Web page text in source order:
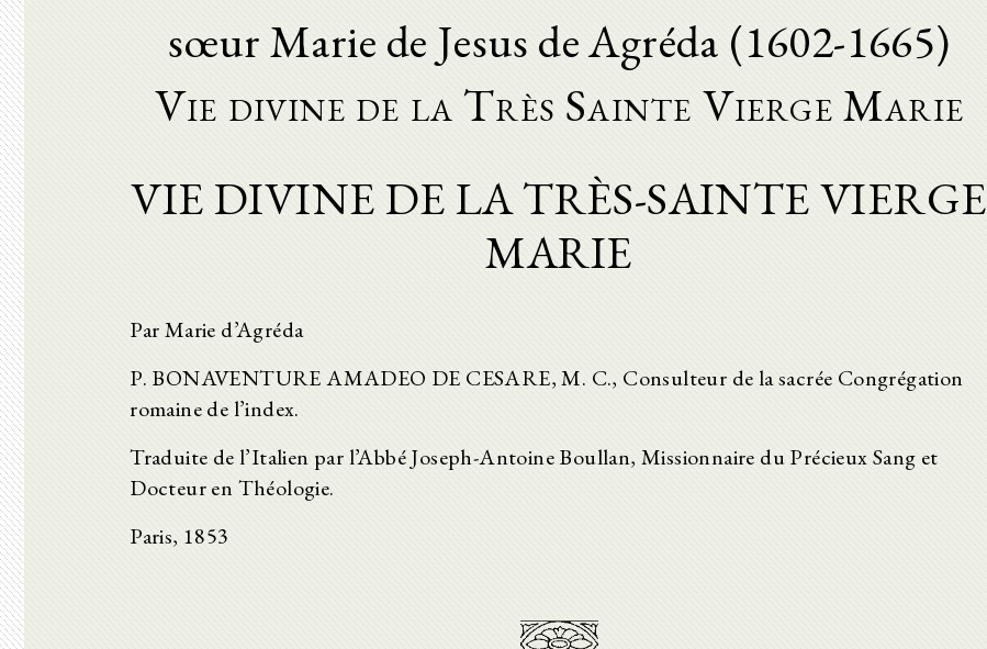
sœur Marie de Jesus de Agréda (1602-1665)
Vie divine de la Très Sainte Vierge Marie
VIE DIVINE DE LA TRÈS-SAINTE VIERGE
MARIE
Par Marie d’Agréda
P. BONAVENTURE AMADEO DE CESARE, M. C., Consulteur de la sacrée Congrégation
romaine de l’index.
Traduite de l’Italien par l’Abbé Joseph-Antoine Boullan, Missionnaire du Précieux Sang et
Docteur en Théologie.
Paris, 1853